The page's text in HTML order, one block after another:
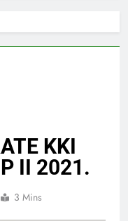
KKI
II 2021.
3 Mins